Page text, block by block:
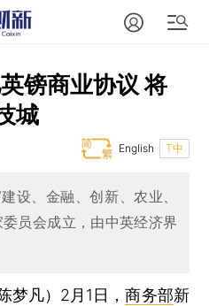
镑商业协议 将
城
T中
English
设、金融、创新、农业、
员会成立，由中英经济界
梦凡） 2月1日，商务部新